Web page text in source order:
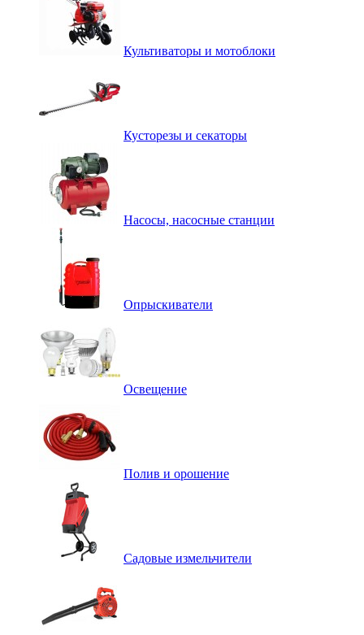
Культиваторы и мотоблоки
Кусторезы и секаторы
Насосы, насосные станции
Опрыскиватели
Освещение
Полив и орошение
Садовые измельчители